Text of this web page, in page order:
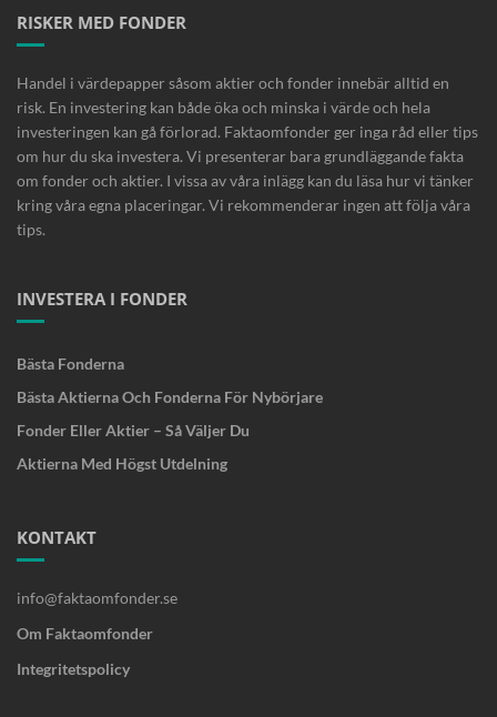
RISKER MED FONDER
Handel i värdepapper såsom aktier och fonder innebär alltid en
risk. En investering kan både öka och minska i värde och hela
investeringen kan gå förlorad. Faktaomfonder ger inga råd eller tips
om hur du ska investera. Vi presenterar bara grundläggande fakta
om fonder och aktier. I vissa av våra inlägg kan du läsa hur vi tänker
kring våra egna placeringar. Vi rekommenderar ingen att följa våra
tips.
INVESTERA I FONDER
Bästa Fonderna
Bästa Aktierna Och Fonderna För Nybörjare
Fonder Eller Aktier – Så Väljer Du
Aktierna Med Högst Utdelning
KONTAKT
info@faktaomfonder.se
Om Faktaomfonder
Integritetspolicy